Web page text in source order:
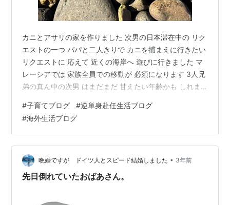
カニとアサリの家を作りました 次男の日本滞在中の リク
エストの一つ パパと二人きりで カニを捕まえに行きたい
リクエストに 応えて 近くの海岸へ 遊びに行きました マ
レーシアでは 家族全員での移動が 必須になります 3人兄
弟の真ん中の次男 はまだまだ 甘えたい年齢かも しれま
れないこともあり さみしい思いをしている 時もあるかも
しれません パパを独占したのかった のかもしれません
カニ探し 海岸の 石ころを はぐってみると 小さいかにが
たくさん 次々と捕まえては 持って行った バケツに入れ
ていました 小さいカニをたくさん捕まえました 砂地に…
#子育てブログ #逆単身赴任生活ブログ
#海外生活ブログ
晩婚ですが ドイツ人とスピード結婚しました • 3年前
先日倒れていたおばあさん。